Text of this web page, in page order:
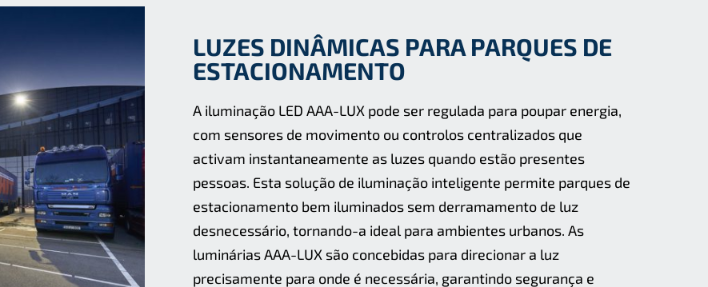
LUZES DINÂMICAS PARA PARQUES DE
ESTACIONAMENTO
A iluminação LED AAA-LUX pode ser regulada para poupar energia,
com sensores de movimento ou controlos centralizados que
activam instantaneamente as luzes quando estão presentes
pessoas. Esta solução de iluminação inteligente permite parques de
estacionamento bem iluminados sem derramamento de luz
desnecessário, tornando-a ideal para ambientes urbanos. As
luminárias AAA-LUX são concebidas para direcionar a luz
precisamente para onde é necessária, garantindo segurança e